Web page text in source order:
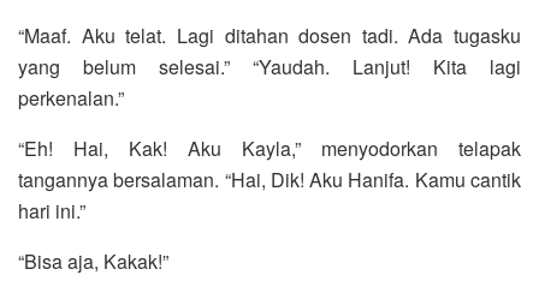
“Maaf. Aku telat. Lagi ditahan dosen tadi. Ada tugasku
yang belum selesai.” “Yaudah. Lanjut! Kita lagi
perkenalan.”
“Eh! Hai, Kak! Aku Kayla,” menyodorkan telapak
tangannya bersalaman. “Hai, Dik! Aku Hanifa. Kamu cantik
hari ini.”
“Bisa aja, Kakak!”